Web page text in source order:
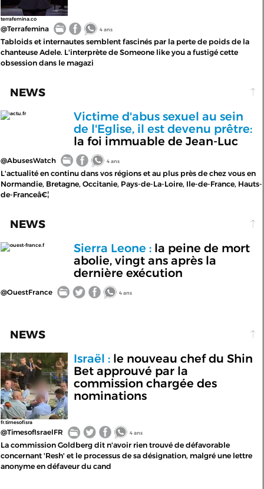
terrafemina.co
@Terrafemina 4 ans
Tabloids et internautes semblent fascinés par la perte de poids de la
chanteuse Adele. L'interprète de Someone like you a fustigé cette
obsession dans le magazi
NEWS
actu.fr
Victime d'abus sexuel au sein
de l'Eglise, il est devenu prêtre:
la foi immuable de Jean-Luc
@AbusesWatch 4 ans
L'actualité en continu dans vos régions et au plus près de chez vous en
Normandie, Bretagne, Occitanie, Pays-de-La-Loire, Ile-de-France, Hauts-
de-Franceâ€¦
NEWS
ouest-france.f Sierra Leone :la peine de mort
abolie, vingt ans après la
dernière exécution
@OuestFrance 4 ans
NEWS
fr.timesofisra
Israël :le nouveau chef du Shin
Bet approuvé par la
commission chargée des
nominations
@TimesofIsraelFR 4 ans
La commission Goldberg dit n'avoir rien trouvé de défavorable
concernant 'Resh' et le processus de sa désignation, malgré une lettre
anonyme en défaveur du cand